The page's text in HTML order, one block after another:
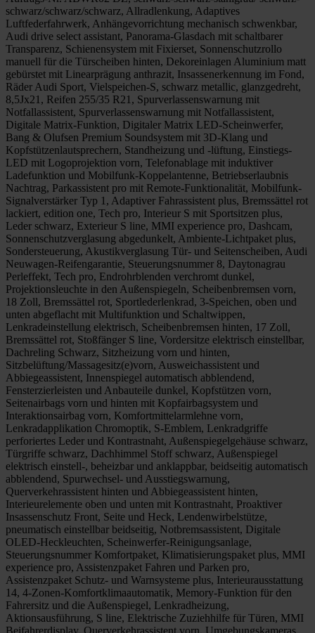
schwarz/schwarz/schwarz, Allradlenkung, Adaptives
Luftfederfahrwerk, Anhängevorrichtung mechanisch schwenkbar,
Audi drive select assistant, Panorama-Glasdach mit schaltbarer
Transparenz, Schienensystem mit Fixierset, Sonnenschutzrollo
manuell für die Türscheiben hinten, Dekoreinlagen Aluminium matt
gebürstet mit Linearprägung anthrazit, Insassenerkennung im Fond,
Räder Audi Sport, Vielspeichen-S, schwarz metallic, glanzgedreht,
8,5Jx21, Reifen 255/35 R21, Spurverlassenswarnung mit
Notfallassistent, Spurverlassenswarnung mit Notfallassistent,
Digitale Matrix-Funktion, Digitaler Matrix LED-Scheinwerfer,
Bang & Olufsen Premium Soundsystem mit 3D-Klang und
Kopfstützenlautsprechern, Standheizung und -lüftung, Einstiegs-
LED mit Logoprojektion vorn, Telefonablage mit induktiver
Ladefunktion und Mobilfunk-Koppelantenne, Betriebserlaubnis
Nachtrag, Parkassistent pro mit Remote-Funktionalität, Mobilfunk-
Signalverstärker Typ 1, Adaptiver Fahrassistent plus, Bremssättel rot
lackiert, edition one, Tech pro, Interieur S mit Sportsitzen plus,
Leder schwarz, Exterieur S line, MMI experience pro, Dashcam,
Sonnenschutzverglasung abgedunkelt, Ambiente-Lichtpaket plus,
Sondersteuerung, Akustikverglasung Tür- und Seitenscheiben, Audi
Neuwagen-Reifengarantie, Steuerungsnummer 8, Daytonagrau
Perleffekt, Tech pro, Endrohrblenden verchromt dunkel,
Projektionsleuchte in den Außenspiegeln, Scheibenbremsen vorn,
18 Zoll, Bremssättel rot, Sportlederlenkrad, 3-Speichen, oben und
unten abgeflacht mit Multifunktion und Schaltwippen,
Lenkradeinstellung elektrisch, Scheibenbremsen hinten, 17 Zoll,
Bremssättel rot, Stoßfänger S line, Vordersitze elektrisch einstellbar,
Dachreling Schwarz, Sitzheizung vorn und hinten,
Sitzbelüftung/Massagesitz(e)vorn, Ausweichassistent und
Abbiegeassistent, Innenspiegel automatisch abblendend,
Fensterzierleisten und Anbauteile dunkel, Kopfstützen vorn,
Seitenairbags vorn und hinten mit Kopfairbagsystem und
Interaktionsairbag vorn, Komfortmittelarmlehne vorn,
Lenkradapplikation Chromoptik, S-Emblem, Lenkradgriffe
perforiertes Leder und Kontrastnaht, Außenspiegelgehäuse schwarz,
Türgriffe schwarz, Dachhimmel Stoff schwarz, Außenspiegel
elektrisch einstell-, beheizbar und anklappbar, beidseitig automatisch
abblendend, Spurwechsel- und Ausstiegswarnung,
Querverkehrassistent hinten und Abbiegeassistent hinten,
Interieurelemente oben und unten mit Kontrastnaht, Proaktiver
Insassenschutz Front, Seite und Heck, Lendenwirbelstütze,
pneumatisch einstellbar beidseitig, Notbremsassistent, Digitale
OLED-Heckleuchten, Scheinwerfer-Reinigungsanlage,
Steuerungsnummer Komfortpaket, Klimatisierungspaket plus, MMI
experience pro, Assistenzpaket Fahren und Parken pro,
Assistenzpaket Schutz- und Warnsysteme plus, Interieurausstattung
14, 4-Zonen-Komfortklimaautomatik, Memory-Funktion für den
Fahrersitz und die Außenspiegel, Lenkradheizung,
Aktionsausführung, S line, Elektrische Zuziehhilfe für Türen, MMI